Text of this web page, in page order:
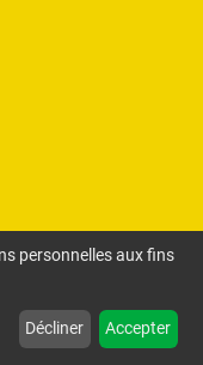
personnelles aux fins
Décliner Accepter